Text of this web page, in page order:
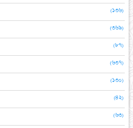
(১৩৬)
(৩৬৯)
(৮৭)
(৬৩৭)
(১৩০)
(৪২)
(৬৩)